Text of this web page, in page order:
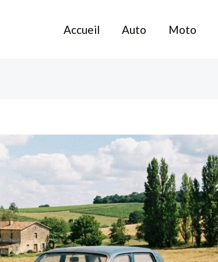
Accueil Auto Moto